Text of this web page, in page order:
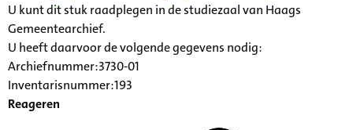
U kunt dit stuk raadplegen in de studiezaal van Haags
Gemeentearchief.
U heeft daarvoor de volgende gegevens nodig:
Archiefnummer:3730-01
Inventarisnummer:193
Reageren